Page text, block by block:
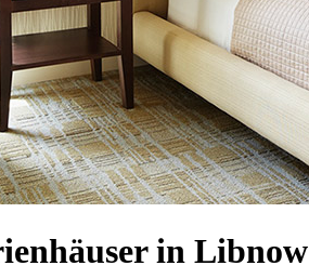
in Libnow